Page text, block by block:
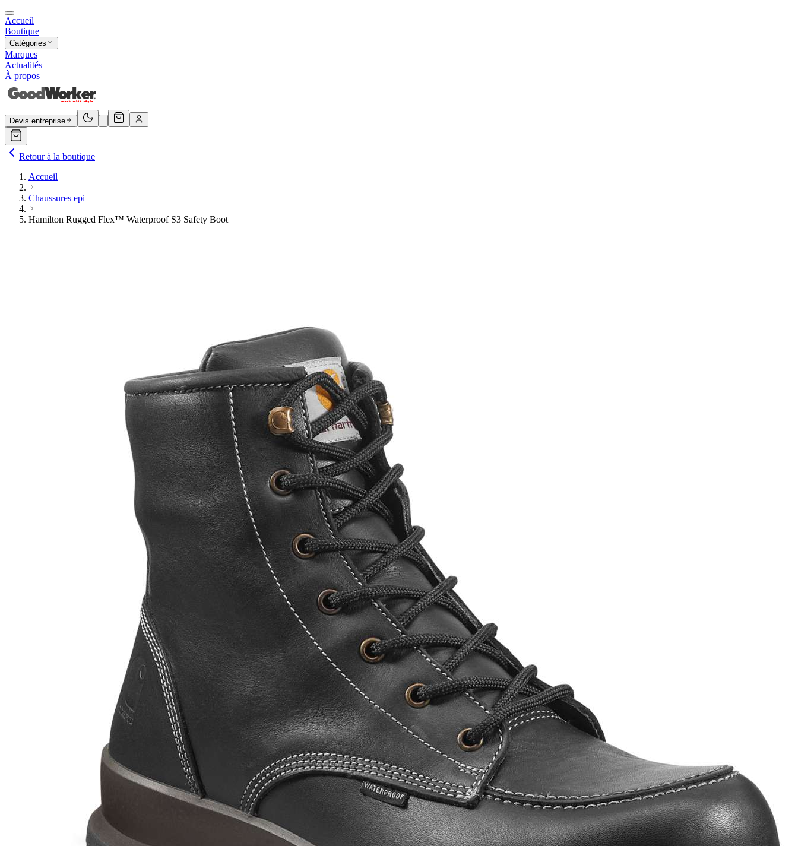
Accueil
Boutique
Catégories
Marques
Actualités
À propos
Devis entreprise
Retour à la boutique
Accueil
Chaussures epi
Hamilton Rugged Flex™ Waterproof S3 Safety Boot